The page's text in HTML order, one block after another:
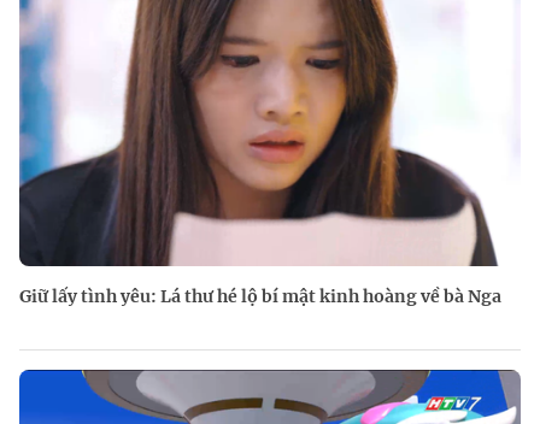
Giữ lấy tình yêu: Lá thư hé lộ bí mật kinh hoàng về bà Nga